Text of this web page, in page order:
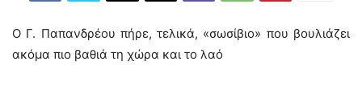
Ο Γ. Παπανδρέου πήρε, τελικά, «σωσίβιο» που βουλιάζει
ακόμα πιο βαθιά τη χώρα και το λαό